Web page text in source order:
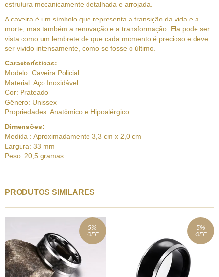
estrutura mecanicamente detalhada e arrojada.
A caveira é um símbolo que representa a transição da vida e a
morte, mas também a renovação e a transformação. Ela pode ser
vista como um lembrete de que cada momento é precioso e deve
ser vivido intensamente, como se fosse o último.
Características:
Modelo: Caveira Policial
Material: Aço Inoxidável
Cor: Prateado
Gênero: Unissex
Propriedades: Anatômico e Hipoalérgico
Dimensões:
Medida : Aproximadamente 3,3 cm x 2,0 cm
Largura: 33 mm
Peso: 20,5 gramas
PRODUTOS SIMILARES
5%
OFF
5%
OFF